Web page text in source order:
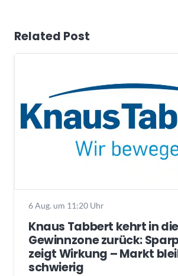
Related Post
6 Aug. um 11:20 Uhr
Knaus Tabbert kehrt in die
Gewinnzone zurück:
zeigt Wirkung – Markt
schwierig